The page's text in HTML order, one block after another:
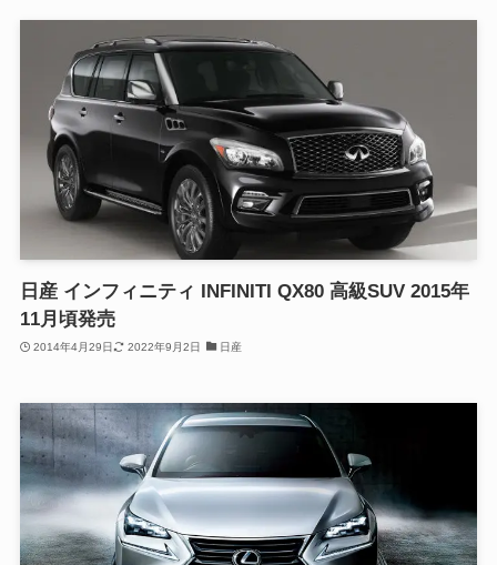
日産 インフィニティ INFINITI QX80 高級SUV 2015年
11月頃発売
2014年4月29日 2022年9月2日 日産